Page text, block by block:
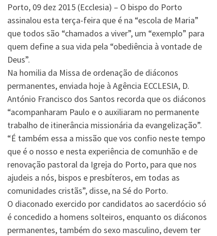
Porto, 09 dez 2015 (Ecclesia) – O bispo do Porto
assinalou esta terça-feira que é na “escola de Maria”
que todos são “chamados a viver”, um “exemplo” para
quem define a sua vida pela “obediência à vontade de
Deus”.
Na homilia da Missa de ordenação de diáconos
permanentes, enviada hoje à Agência ECCLESIA, D.
António Francisco dos Santos recorda que os diáconos
“acompanharam Paulo e o auxiliaram no permanente
trabalho de itinerância missionária da evangelização”.
“É também essa a missão que vos confio neste tempo
que é o nosso e nesta experiência de comunhão e de
renovação pastoral da Igreja do Porto, para que nos
ajudeis a nós, bispos e presbíteros, em todas as
comunidades cristãs”, disse, na Sé do Porto.
O diaconado exercido por candidatos ao sacerdócio só
é concedido a homens solteiros, enquanto os diáconos
permanentes, também do sexo masculino, devem ter